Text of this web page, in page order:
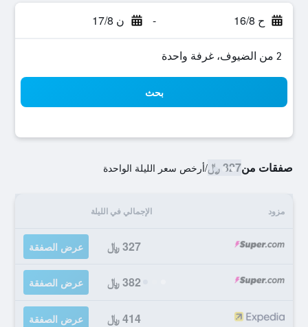
ح 16/8 - ن 17/8
2 من الضيوف، غرفة واحدة
بحث
صفقات من327 ﷼ /أرخص سعر الليلة الواحدة
مزود الإجمالي في الليلة
327 ﷼ عرض الصفقة
382 ﷼ عرض الصفقة
414 ﷼ عرض الصفقة